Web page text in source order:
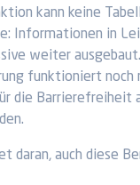
kann keine
Informationen in
weiter ausgebaut.
funktioniert noch
die Barrierefreiheit
daran, auch diese